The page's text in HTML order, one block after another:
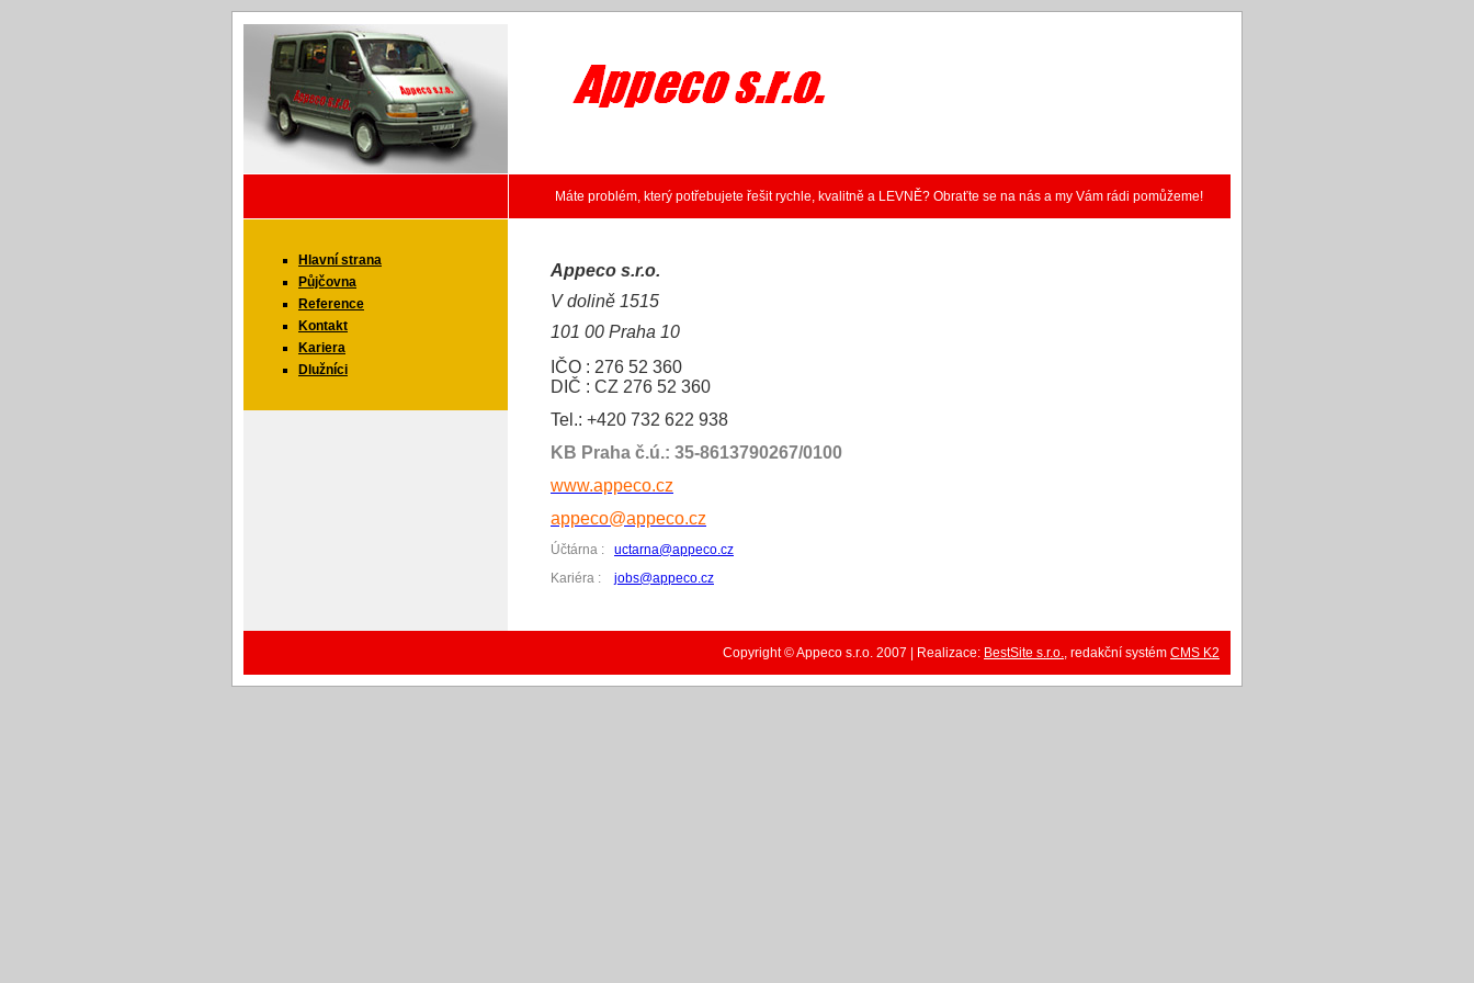
Máte problém, který potřebujete řešit rychle, kvalitně a LEVNĚ? Obraťte se na nás a my Vám rádi pomůžeme!
Appeco s.r.o.
V dolině 1515
101 00 Praha 10
IČO : 276 52 360
DIČ : CZ 276 52 360
Tel.: +420 732 622 938
KB Praha č.ú.: 35-8613790267/0100
www.appeco.cz
appeco@appeco.cz
Účtárna :
uctarna@appeco.cz
Kariéra :
jobs@appeco.cz
Hlavní strana
Půjčovna
Reference
Kontakt
Kariera
Dlužníci
Copyright © Appeco s.r.o. 2007 | Realizace: BestSite s.r.o., redakční systém CMS K2